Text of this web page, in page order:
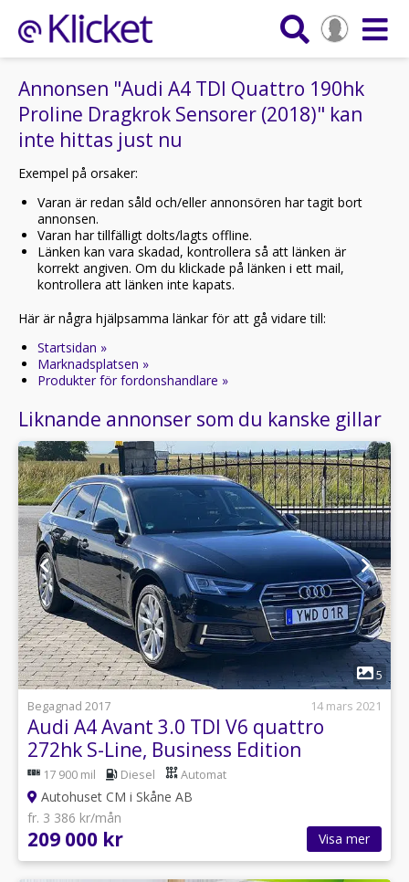
Annonsen "Audi A4 TDI Quattro 190hk
Proline Dragkrok Sensorer (2018)" kan
inte hittas just nu
Exempel på orsaker:
Varan är redan såld och/eller annonsören har tagit bort
annonsen.
Varan har tillfälligt dolts/lagts offline.
Länken kan vara skadad, kontrollera så att länken är
korrekt angiven. Om du klickade på länken i ett mail,
kontrollera att länken inte kapats.
Här är några hjälpsamma länkar för att gå vidare till:
Startsidan »
Marknadsplatsen »
Produkter för fordonshandlare »
Liknande annonser som du kanske gillar
5
Begagnad 2017
14 mars 2021
Audi A4 Avant 3.0 TDI V6 quattro
272hk S-Line, Business Edition
17 900 mil Diesel Automat
Autohuset CM i Skåne AB
fr. 3 386 kr/mån
209 000 kr Visa mer